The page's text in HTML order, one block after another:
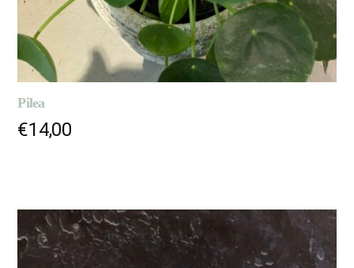
Pilea
€14,00